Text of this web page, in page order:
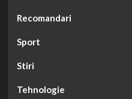
Recomandari
Sport
Stiri
Tehnologie